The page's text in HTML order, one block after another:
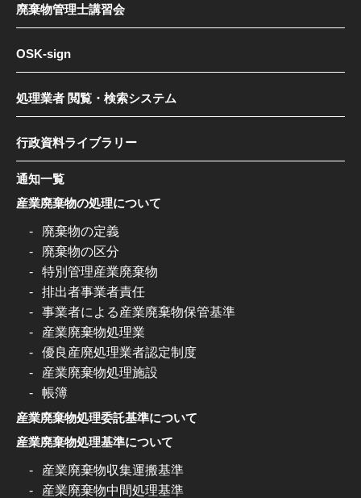
廃棄物管理士講習会
OSK-sign
処理業者 閲覧・検索システム
行政資料ライブラリー
通知一覧
産業廃棄物の処理について
廃棄物の定義
廃棄物の区分
特別管理産業廃棄物
排出者事業者責任
事業者による産業廃棄物保管基準
産業廃棄物処理業
優良産廃処理業者認定制度
産業廃棄物処理施設
帳簿
産業廃棄物処理委託基準について
産業廃棄物処理基準について
産業廃棄物収集運搬基準
産業廃棄物中間処理基準